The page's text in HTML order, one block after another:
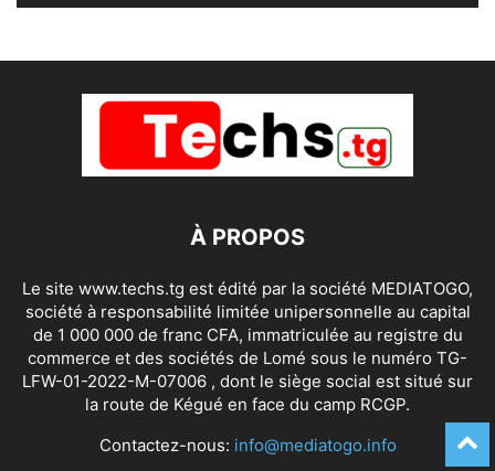
À PROPOS
Le site www.techs.tg est édité par la société MEDIATOGO,
société à responsabilité limitée unipersonnelle au capital
de 1 000 000 de franc CFA, immatriculée au registre du
commerce et des sociétés de Lomé sous le numéro TG-
LFW-01-2022-M-07006 , dont le siège social est situé sur
la route de Kégué en face du camp RCGP.
Contactez-nous: info@mediatogo.info